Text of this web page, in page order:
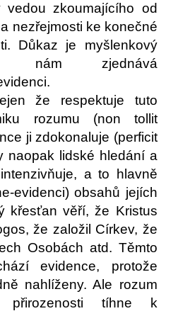
vedou zkoumajícího od
nezřejmosti ke konečné
Důkaz je myšlenkový
nám zjednává
že respektuje tuto
rozumu (non tollit
ji zdokonaluje (perficit
naopak lidské hledání a
a to hlavně
evidenci) obsahů jejích
křesťan věří, že Kristus
že založil Církev, že
Osobách atd. Těmto
evidence, protože
nahlíženy. Ale rozum
tíhne k